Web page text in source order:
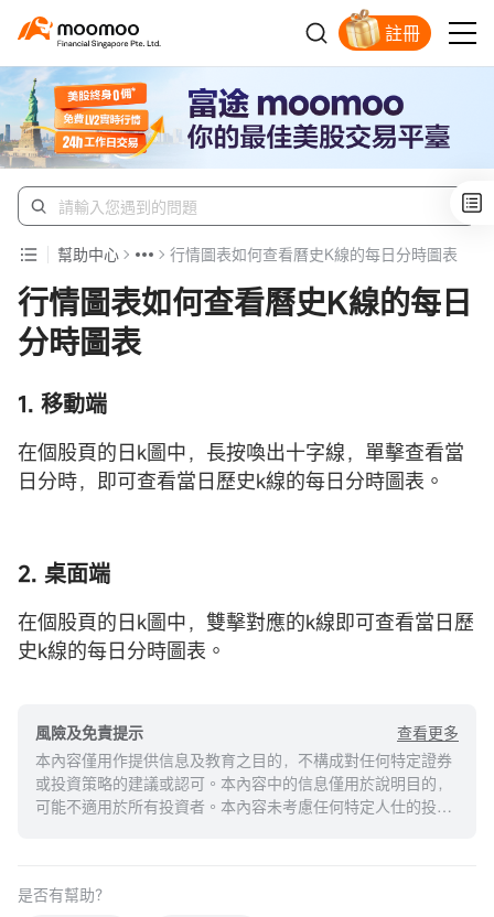
註冊
幫助中心 行情圖表如何查看曆史K線的每日分時圖表
行情圖表如何查看曆史K線的每日
分時圖表
1. 移動端
在個股頁的日k圖中，長按喚出十字線，單擊查看當
日分時，即可查看當日歷史k線的每日分時圖表。
2. 桌面端
在個股頁的日k圖中，雙擊對應的k線即可查看當日歷
史k線的每日分時圖表。
風險及免責提示
查看更多
本內容僅用作提供信息及教育之目的，不構成對任何特定證券
或投資策略的建議或認可。本內容中的信息僅用於說明目的，
可能不適用於所有投資者。本內容未考慮任何特定人仕的投資
結果。投資涉及風險和損失本金的可能性。moomoo對上述內
是否有幫助？